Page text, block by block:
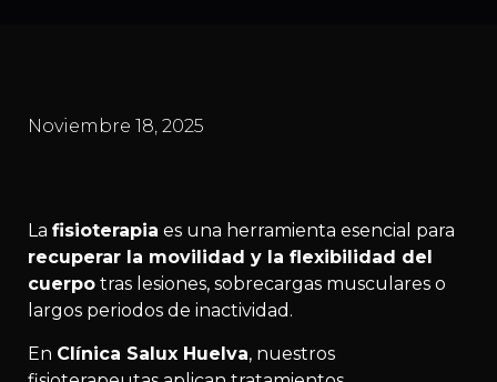
Noviembre 18, 2025
La fisioterapia es una herramienta esencial para
recuperar la movilidad y la flexibilidad del
cuerpo tras lesiones, sobrecargas musculares o
largos periodos de inactividad.
En Clínica Salux Huelva, nuestros